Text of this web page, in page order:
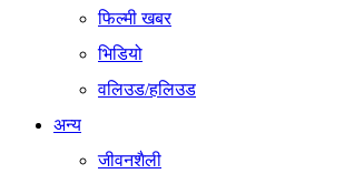
फिल्मी खबर
भिडियो
वलिउड/हलिउड
अन्य
जीवनशैली